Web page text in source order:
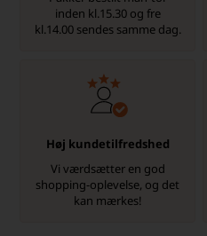
inden kl.15.30 og fre
kl.14.00 sendes samme dag.
Høj kundetilfredshed
Vi værdsætter en god
shopping-oplevelse, og det
kan mærkes!